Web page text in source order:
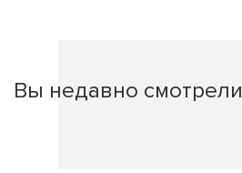
Вы недавно смотрели